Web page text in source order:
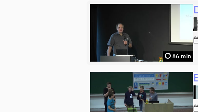
86 min